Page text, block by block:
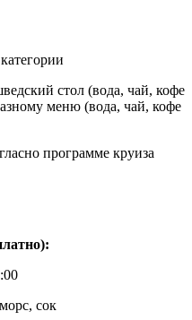
стол (вода, чай, кофе
меню (вода, чай, кофе
программе круиза
сок